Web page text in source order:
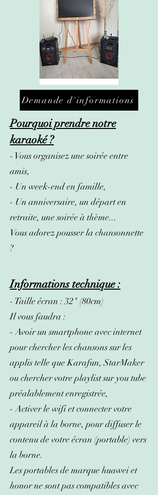
Demande d'informations
Pourquoi prendre notre
karaoké ?
- Vous organisez une soirée entre
amis,
- Un week-end en famille,
- Un anniversaire, un départ en
retraite, une soirée à thème...
Vous adorez pousser la chansonnette
?
Informations technique :
- Taille écran : 32" (80cm)
Il vous faudra :
- Avoir un smartphone avec internet
pour chercher les chansons sur les
applis telle que Karafun, StarMaker
ou chercher votre playlist sur you tube
préalablement enregistrée,
- Activer le wifi et connecter votre
appareil à la borne, pour diffuser le
contenu de votre écran (portable) vers
la borne.
Les portables de marque huawei et
honor ne sont pas compatibles avec